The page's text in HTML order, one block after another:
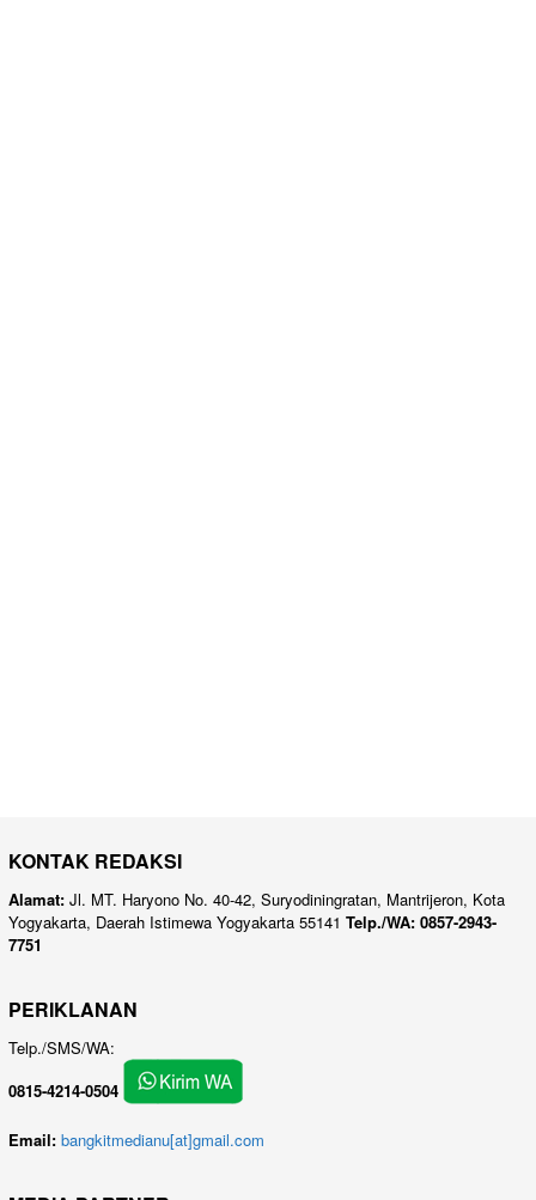
KONTAK REDAKSI
Alamat: Jl. MT. Haryono No. 40-42, Suryodiningratan, Mantrijeron, Kota
Yogyakarta, Daerah Istimewa Yogyakarta 55141 Telp./WA: 0857-2943-
7751
PERIKLANAN
Telp./SMS/WA:
0815-4214-0504
Email: bangkitmedianu[at]gmail.com